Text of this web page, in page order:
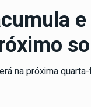
na próxima quarta-